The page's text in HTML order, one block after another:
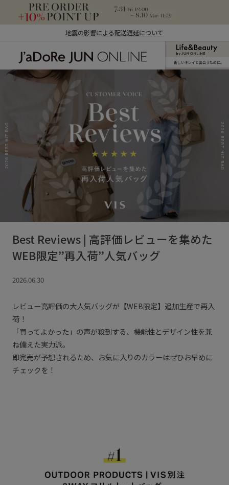
地震の影響による配送遅延について
J'aDoRe JUN ONLINE（ジャドール ジュ
ン オンライン）
新しいキレイと出合うために。
Best Reviews | 高評価レビューを集めた
WEB限定”再入荷”人気バッグ
2026.06.30
レビュー高評価の大人気バッグが【WEB限定】追加生産で再入
荷！
「買ってよかった」の声が殺到する、機能性とデザイン性を兼
ね備えた実力派。
即完売が予想されるため、お気に入りのカラーはぜひお早めに
チェックを！